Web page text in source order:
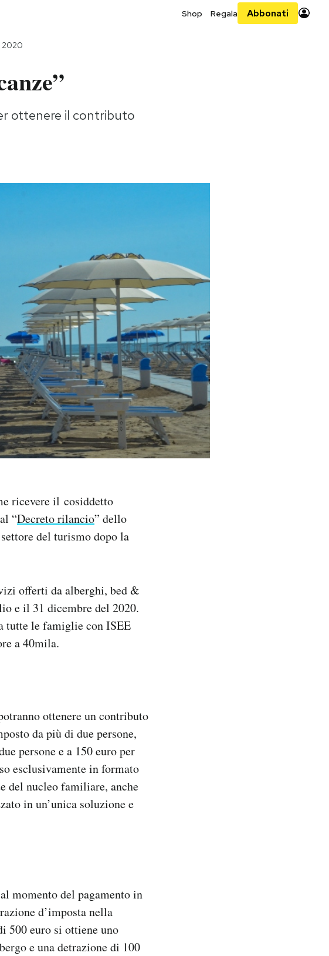
Shop Regala Abbonati
2020
ottenere il contributo
ricevere il cosiddetto
“Decreto rilancio” dello
del turismo dopo la
offerti da alberghi, bed &
e il 31 dicembre del 2020.
tutte le famiglie con ISEE
a 40mila.
ottenere un contributo
da più di due persone,
persone e a 150 euro per
esclusivamente in formato
del nucleo familiare, anche
in un’unica soluzione e
momento del pagamento in
d’imposta nella
500 euro si ottiene uno
e una detrazione di 100